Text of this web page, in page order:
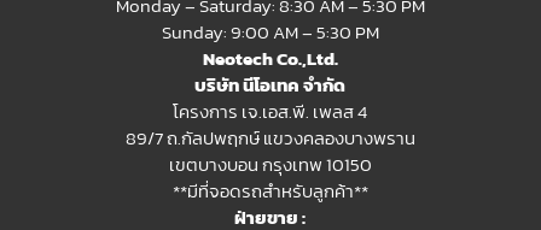
Sunday: 9:00 AM – 5:30 PM
Neotech Co.,Ltd.
บริษัท นีโอเทค จำกัด
โครงการ เจ.เอส.พี. เพลส 4
89/7 ถ.กัลปพฤกษ์ แขวงคลองบางพราน
เขตบางบอน กรุงเทพ 10150
**มีที่จอดรถสำหรับลูกค้า**
ฝ่ายขาย :